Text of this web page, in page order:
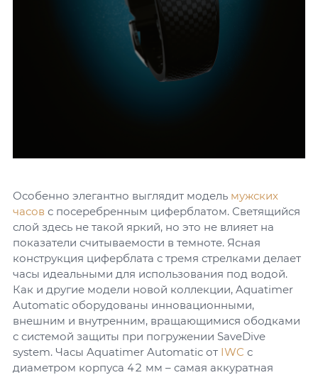
Особенно элегантно выглядит модель мужских
часов с посеребренным циферблатом. Светящийся
слой здесь не такой яркий, но это не влияет на
показатели считываемости в темноте. Ясная
конструкция циферблата с тремя стрелками делает
часы идеальными для использования под водой.
Как и другие модели новой коллекции, Aquatimer
Automatic оборудованы инновационными,
внешним и внутренним, вращающимися ободками
с системой защиты при погружении SaveDive
system. Часы Aquatimer Automatic от IWC с
диаметром корпуса 42 мм – самая аккуратная